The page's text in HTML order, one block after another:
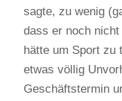
sagte, zu wenig
dass er noch
hätte um Sport zu
etwas völlig
Geschäftstermin